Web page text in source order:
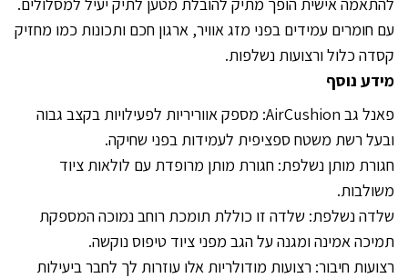
עם חומרים עמידים בפני מזג אוויר, ארגון חכם ותכונות כמו מחזיק
קסדה כלול ורצועות נשלפות.
מידע נוסף
פאנל גב AirCushion: מספק אווריריות לפעילויות בקצב גבוה
ובעל רשת משטח ספציפית לעמידות בפני שחיקה.
חגורת מותן נשלפת: חגורת מותן מרופדת עם לולאות ציוד
משולבות.
שלדה נשלפת: שלדה זו כוללת תומכת רוחב נמוכה המספקת
תמיכה אמינה ומגנה על הגב מפני ציוד טיפוס נוקשה.
רצועות חיבור: רצועות מודולריות אלו עוזרות לך לחבר ביעילות